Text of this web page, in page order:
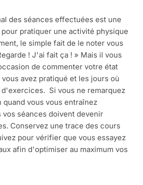
des séances effectuées est une
pratiquer une activité physique
le simple fait de le noter vous
! J'ai fait ça ! » Mais il vous
de commenter votre état
avez pratiqué et les jours où
Si vous ne remarquez
quand vous vous entraînez
séances doivent devenir
Conservez une trace des cours
pour vérifier que vous essayez
afin d'optimiser au maximum vos